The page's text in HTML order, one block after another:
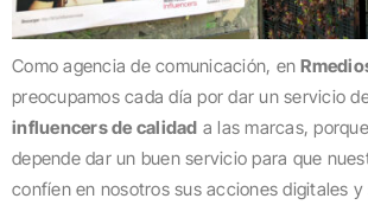
Como agencia de comunicación, en
preocupamos cada día por dar un servicio
influencers de calidad a las marcas,
depende dar un buen servicio para que
confíen en nosotros sus acciones digitales y